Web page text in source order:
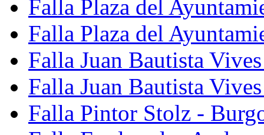
Falla Plaza del
Falla Plaza del
Falla Juan Bautista
Falla Juan Bautista
Falla Pintor Stolz -